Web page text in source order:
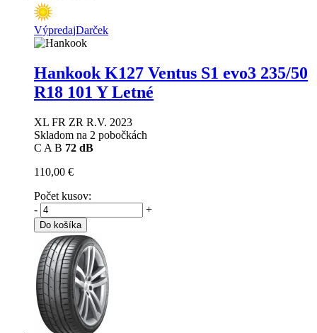
VýpredajDarček
Hankook K127 Ventus S1 evo3 235/50
R18 101 Y Letné
XL FR ZR R.V. 2023
Skladom na 2 pobočkách
C A B 72 dB
110,00 €
Počet kusov:
-
+
Do košíka